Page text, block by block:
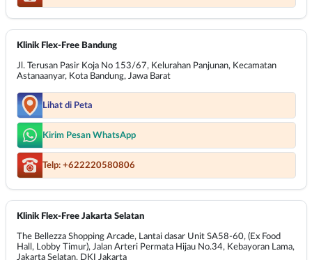
Klinik Flex-Free Bandung
Jl. Terusan Pasir Koja No 153/67, Kelurahan Panjunan, Kecamatan
Astanaanyar, Kota Bandung, Jawa Barat
Lihat di Peta
Kirim Pesan WhatsApp
Telp: +622220580806
Klinik Flex-Free Jakarta Selatan
The Bellezza Shopping Arcade, Lantai dasar Unit SA58-60, (Ex Food
Hall, Lobby Timur), Jalan Arteri Permata Hijau No.34, Kebayoran Lama,
Jakarta Selatan, DKI Jakarta